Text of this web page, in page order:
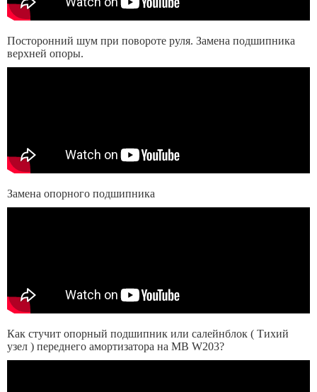
Посторонний шум при повороте руля. Замена подшипника
верхней опоры.
Замена опорного подшипника
Как стучит опорный подшипник или салейнблок ( Тихий
узел ) переднего амортизатора на MB W203?